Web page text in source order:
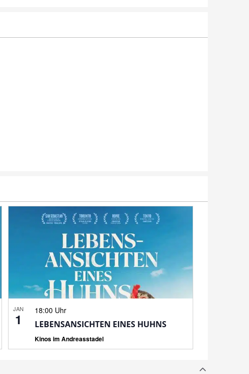
JAN
1
18:00 Uhr
LEBENSANSICHTEN EINES HUHNS
Kinos im Andreasstadel